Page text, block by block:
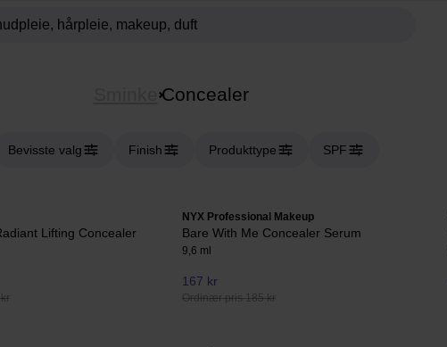
Concealer
Bevisste valg Finish Produkttype SPF
Lifting Concealer
NYX Professional Makeup
Bare With Me Concealer Serum
9,6 ml
167 kr
Ordinær pris 185 kr